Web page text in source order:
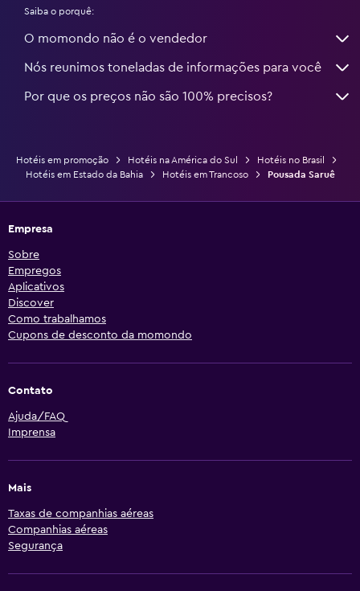
Saiba o porquê:
O momondo não é o vendedor
Nós reunimos toneladas de informações para você
Por que os preços não são 100% precisos?
Hotéis em promoção Hotéis na América do Sul
Hotéis no Brasil
Hotéis em Estado da Bahia
Hotéis em Trancoso Pousada Saruê
Empresa
Sobre
Empregos
Aplicativos
Discover
Como trabalhamos
Cupons de desconto da momondo
Contato
Ajuda/FAQ
Imprensa
Mais
Taxas de companhias aéreas
Companhias aéreas
Segurança